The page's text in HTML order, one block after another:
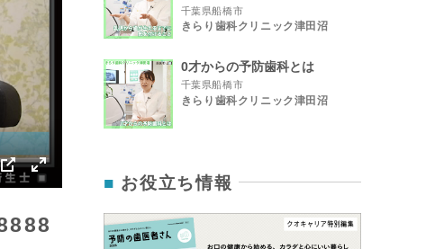
PIP Enter
千葉県船橋市
きらり歯科クリニック津田沼
0才からの予防歯科とは
千葉県船橋市
きらり歯科クリニック津田沼
お役立ち情報